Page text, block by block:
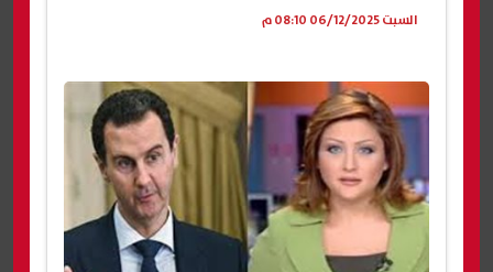
السبت 06/12/2025 08:10 م